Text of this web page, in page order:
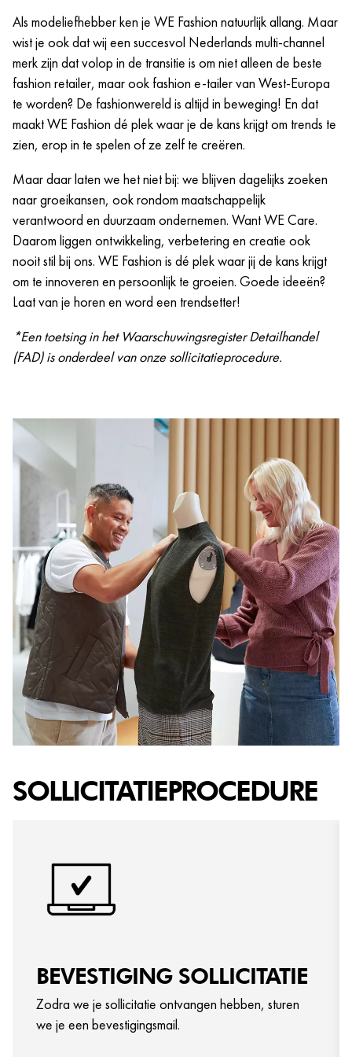
ervaring en equal pay m/v/x.
dag die jij mag inzetten op een dag met een speciale
betekenis voor jou.
De kans om continu te leren en te ontwikkelen, zowel
vakinhoudelijk als persoonlijk. Vanuit onze WE
Academy bieden we bijvoorbeeld verschillende
opleidings- en trainingsmogelijkheden die jij nodig
hebt om bij ons te excelleren.
Crewmeetings, events en meer!
Als modeliefhebber ken je WE Fashion natuurlijk allang. Maar
wist je ook dat wij een succesvol Nederlands multi-channel
merk zijn dat volop in de transitie is om niet alleen de beste
fashion retailer, maar ook fashion e-tailer van West-Europa
te worden? De fashionwereld is altijd in beweging! En dat
maakt WE Fashion dé plek waar je de kans krijgt om trends te
zien, erop in te spelen of ze zelf te creëren.
Maar daar laten we het niet bij: we blijven dagelijks zoeken
naar groeikansen, ook rondom maatschappelijk
verantwoord en duurzaam ondernemen. Want WE Care.
Daarom liggen ontwikkeling, verbetering en creatie ook
nooit stil bij ons. WE Fashion is dé plek waar jij de kans krijgt
om te innoveren en persoonlijk te groeien. Goede ideeën?
Laat van je horen en word een trendsetter!
*Een toetsing in het Waarschuwingsregister Detailhandel
(FAD) is onderdeel van onze sollicitatieprocedure.
SOLLICITATIEPROCEDURE
BEVESTIGING SOLLICITATIE
Zodra we je sollicitatie ontvangen hebben, sturen
we je een bevestigingsmail.